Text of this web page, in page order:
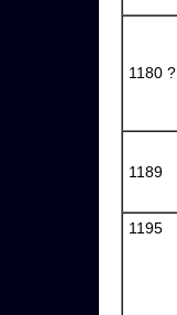
1180 ?
1189
1195